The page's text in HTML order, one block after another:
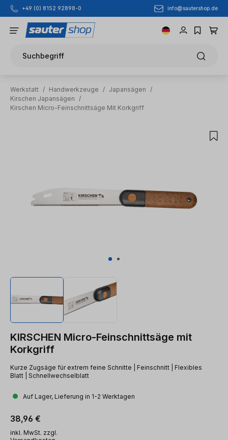
Zum Hauptinhalt springen
+49 (0) 8152 92898-0 info@sautershop.de
Suchbegriff
Werkstatt / Handwerkzeuge / Japansägen
/
Kirschen Japansägen
/
Kirschen Micro-Feinschnittsäge Mit Korkgriff
KIRSCHEN Micro-Feinschnittsäge mit
Korkgriff
Kurze Zugsäge für extrem feine Schnitte | Feinschnitt | Flexibles
Blatt | Schnellwechselblatt
Auf Lager, Lieferung in 1-2 Werktagen
Regulärer Preis:
38,96 €
inkl. MwSt. zzgl.